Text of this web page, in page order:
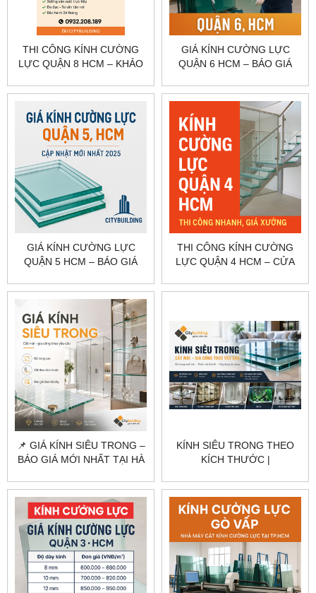
THI CÔNG KÍNH CƯỜNG
LỰC QUẬN 8 HCM – KHẢO
CITYBUILDING
GIÁ KÍNH CƯỜNG LỰC
QUẬN 6 HCM – BÁO GIÁ
CITYBUILDING
GIÁ KÍNH CƯỜNG LỰC
QUẬN 5 HCM – BÁO GIÁ
CITYBUILDING
THI CÔNG KÍNH CƯỜNG
LỰC QUẬN 4 HCM – CỬA
TẮM CITYBUILDING
📌 GIÁ KÍNH SIÊU TRONG –
BÁO GIÁ MỚI NHẤT TẠI HÀ
KÍNH SIÊU TRONG THEO
KÍCH THƯỚC |